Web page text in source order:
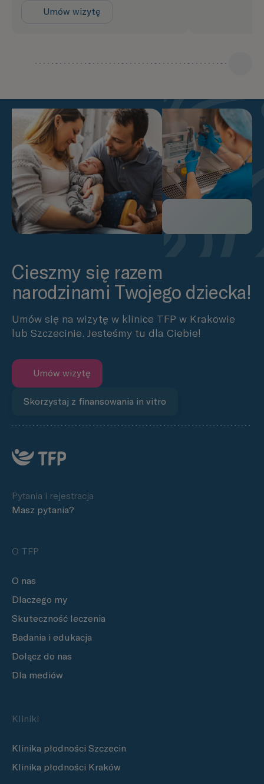
Umów wizytę
Cieszmy się razem
narodzinami Twojego dziecka!
Umów się na wizytę w klinice TFP w Krakowie
lub Szczecinie. Jesteśmy tu dla Ciebie!
Umów wizytę
Skorzystaj z finansowania in vitro
Pytania i rejestracja
Masz pytania?
O TFP
O nas
Dlaczego my
Skuteczność leczenia
Badania i edukacja
Dołącz do nas
Dla mediów
Kliniki
Klinika płodności Szczecin
Klinika płodności Kraków